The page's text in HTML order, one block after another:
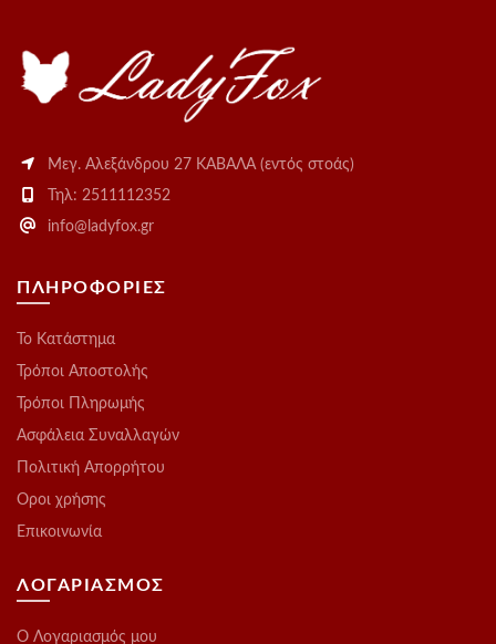
Μεγ. Αλεξάνδρου 27 ΚΑΒΑΛΑ (εντός στοάς)
Τηλ: 2511112352
info@ladyfox.gr
ΠΛΗΡΟΦΟΡΙΕΣ
Το Kατάστημα
Τρόποι Αποστολής
Τρόποι Πληρωμής
Ασφάλεια Συναλλαγών
Πολιτική Απορρήτου
Οροι χρήσης
Επικοινωνία
ΛΟΓΑΡΙΑΣΜΟΣ
O Λογαριασμός μου